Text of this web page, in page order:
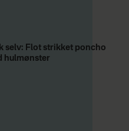
selv: Flot strikket poncho
hulmønster